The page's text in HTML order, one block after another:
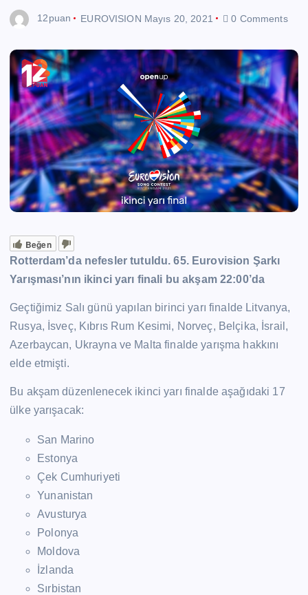
12puan EUROVISION Mayıs 20, 2021 0 Comments
Beğen
Rotterdam’da nefesler tutuldu. 65. Eurovision Şarkı
Yarışması’nın ikinci yarı finali bu akşam 22:00’da
Geçtiğimiz Salı günü yapılan birinci yarı finalde Litvanya,
Rusya, İsveç, Kıbrıs Rum Kesimi, Norveç, Belçika, İsrail,
Azerbaycan, Ukrayna ve Malta finalde yarışma hakkını
elde etmişti.
Bu akşam düzenlenecek ikinci yarı finalde aşağıdaki 17
ülke yarışacak:
San Marino
Estonya
Çek Cumhuriyeti
Yunanistan
Avusturya
Polonya
Moldova
İzlanda
Sırbistan